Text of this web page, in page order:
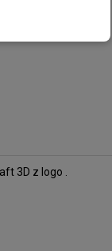
3D z logo .